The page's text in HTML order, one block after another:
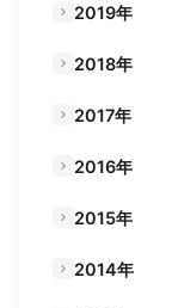
2019年
2018年
2017年
2016年
2015年
2014年